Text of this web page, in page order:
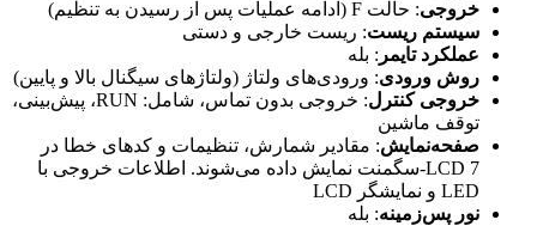
خروجی: حالت F (ادامه عملیات پس از رسیدن به تنظیم)
سیستم ریست: ریست خارجی و دستی
عملکرد تایمر : بله
روش ورودی: ورودی‌های ولتاژ (ولتاژهای سیگنال بالا و پایین)
خروجی کنترل
: خروجی بدون تماس، شامل: RUN، پیش‌بینی،
توقف ماشین
صفحه‌نمایش: مقادیر شمارش، تنظیمات و کدهای خطا در
LCD 7-سگمنت نمایش داده می‌شوند. اطلاعات خروجی با
LED و نمایشگر LCD
نور پس‌زمینه: بله